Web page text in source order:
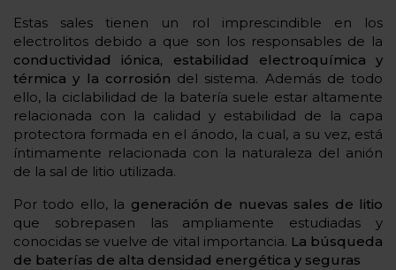
Estas sales tienen un rol imprescindible en los
electrolitos debido a que son los responsables de la
conductividad iónica, estabilidad electroquímica y
térmica y la corrosión del sistema. Además de todo
ello, la ciclabilidad de la batería suele estar altamente
relacionada con la calidad y estabilidad de la capa
protectora formada en el ánodo, la cual, a su vez, está
íntimamente relacionada con la naturaleza del anión
de la sal de litio utilizada.
Por todo ello, la generación de nuevas sales de litio
que sobrepasen las ampliamente estudiadas y
conocidas se vuelve de vital importancia. La búsqueda
de baterías de alta densidad energética y seguras